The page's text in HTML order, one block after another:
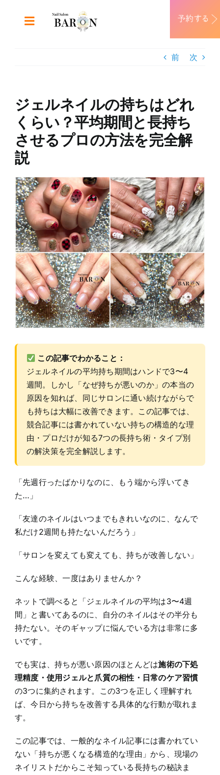
Toggle
MENU
RECRUIT
前 次
ジェルネイルの持ちはどれ
くらい？平均期間と長持ち
させるプロの方法を完全解
説
View
Larger
Image
この記事でわかること：
ジェルネイルの平均持ち期間はハンドで3〜4
週間。しかし「なぜ持ちが悪いのか」の本当の
原因を知れば、同じサロンに通い続けながらで
も持ちは大幅に改善できます。この記事では、
競合記事には書かれていない持ちの構造的な理
由・プロだけが知る7つの長持ち術・タイプ別
の解決策を完全解説します。
「先週行ったばかりなのに、もう端から浮いてき
た…」
「友達のネイルはいつまでもきれいなのに、なんで
私だけ2週間も持たないんだろう」
「サロンを変えても変えても、持ちが改善しない」
こんな経験、一度はありませんか？
ネットで調べると「ジェルネイルの平均は3〜4週
間」と書いてあるのに、自分のネイルはその半分も
持たない。そのギャップに悩んでいる方は非常に多
いです。
でも実は、持ちが悪い原因のほとんどは施術の下処
理精度・使用ジェルと爪質の相性・日常のケア習慣
の3つに集約されます。この3つを正しく理解すれ
ば、今日から持ちを改善する具体的な行動が取れま
す。
この記事では、一般的なネイル記事には書かれてい
ない「持ちが悪くなる構造的な理由」から、現場の
ネイリストだからこそ知っている長持ちの秘訣ま